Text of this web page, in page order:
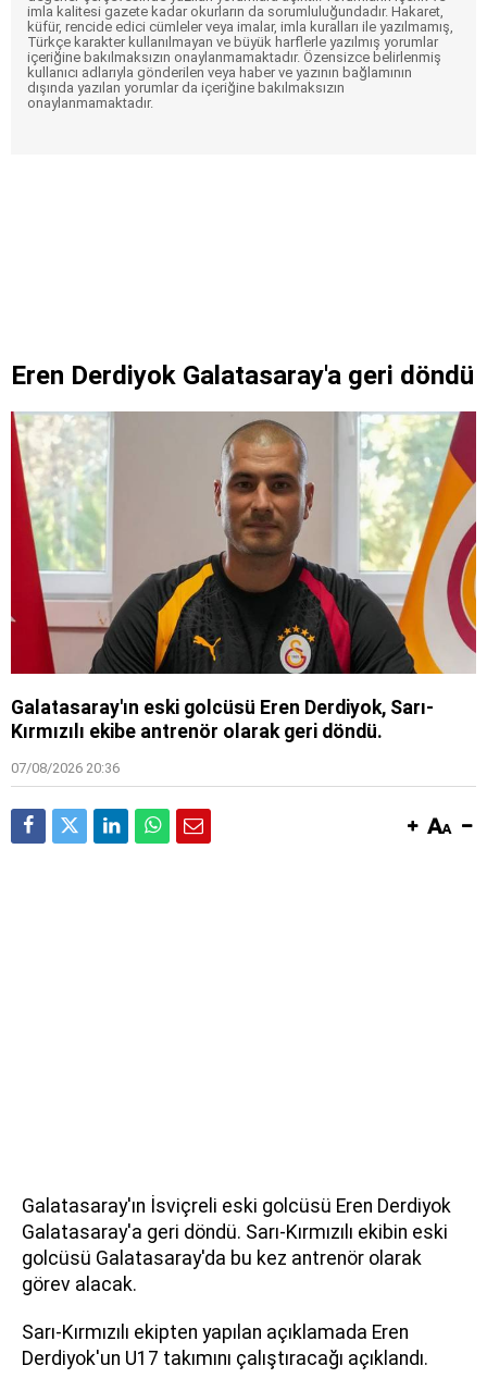
imla kalitesi gazete kadar okurların da sorumluluğundadır. Hakaret,
küfür, rencide edici cümleler veya imalar, imla kuralları ile yazılmamış,
Türkçe karakter kullanılmayan ve büyük harflerle yazılmış yorumlar
içeriğine bakılmaksızın onaylanmamaktadır. Özensizce belirlenmiş
kullanıcı adlarıyla gönderilen veya haber ve yazının bağlamının
dışında yazılan yorumlar da içeriğine bakılmaksızın
onaylanmamaktadır.
Eren Derdiyok Galatasaray'a geri döndü
Galatasaray'ın eski golcüsü Eren Derdiyok, Sarı-
Kırmızılı ekibe antrenör olarak geri döndü.
07/08/2026 20:36
Galatasaray'ın İsviçreli eski golcüsü Eren Derdiyok
Galatasaray'a geri döndü. Sarı-Kırmızılı ekibin eski
golcüsü Galatasaray'da bu kez antrenör olarak
görev alacak.
Sarı-Kırmızılı ekipten yapılan açıklamada Eren
Derdiyok'un U17 takımını çalıştıracağı açıklandı.